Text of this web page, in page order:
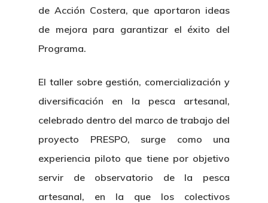
de Acción Costera, que aportaron ideas
de mejora para garantizar el éxito del
Programa.
El taller sobre gestión, comercialización y
diversificación en la pesca artesanal,
celebrado dentro del marco de trabajo del
proyecto PRESPO, surge como una
experiencia piloto que tiene por objetivo
servir de observatorio de la pesca
artesanal, en la que los colectivos